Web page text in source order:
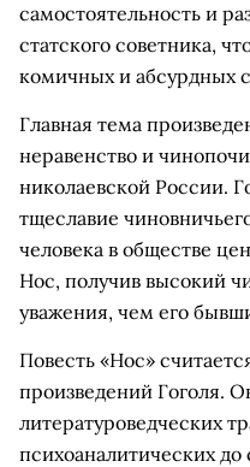
самостоятельность и
статского советника,
комичных и абсурдных
Главная тема
неравенство и
николаевской России.
тщеславие
человека в обществе
Нос, получив высокий
уважения, чем его
Повесть «Нос»
произведений Гоголя.
литературоведческих
психоаналитических